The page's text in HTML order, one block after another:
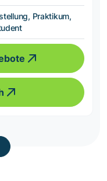
Praktikum,